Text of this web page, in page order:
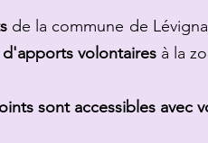
de la commune de
volontaires à la
sont accessibles avec